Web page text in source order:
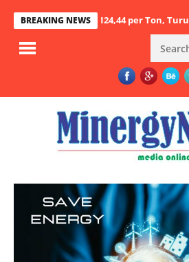
BREAKING NEWS
USD 124,44 per Ton, Turun 5,62 Persen